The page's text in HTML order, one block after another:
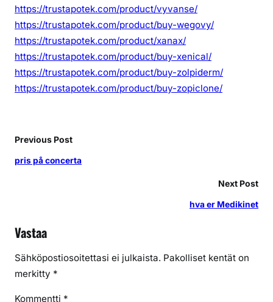
https://trustapotek.com/product/vyvanse/
https://trustapotek.com/product/buy-wegovy/
https://trustapotek.com/product/xanax/
https://trustapotek.com/product/buy-xenical/
https://trustapotek.com/product/buy-zolpiderm/
https://trustapotek.com/product/buy-zopiclone/
Previous Post
pris på concerta
Next Post
hva er Medikinet
Vastaa
Sähköpostiosoitettasi ei julkaista. Pakolliset kentät on
merkitty *
Kommentti *